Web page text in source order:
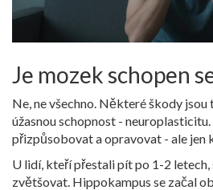
Je mozek schopen
Ne, ne všechno. Některé škody jsou
úžasnou schopnost - neuroplasticitu
přizpůsobovat a opravovat - ale jen
U lidí, kteří přestali pít po 1-2
zvětšovat. Hippokampus se začal